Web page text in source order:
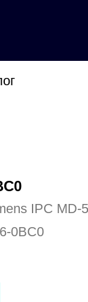
IPC MD-
0BC0